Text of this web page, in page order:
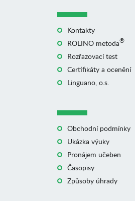
Kontakty
ROLINO metoda®
Rozřazovací test
Certifikáty a ocenění
Linguano, o.s.
Obchodní podmínky
Ukázka výuky
Pronájem učeben
Časopisy
Způsoby úhrady